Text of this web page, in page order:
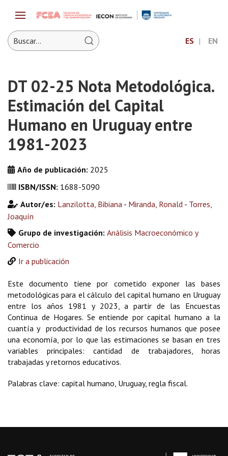
ES EN
DT 02-25 Nota Metodológica.
Estimación del Capital
Humano en Uruguay entre
1981-2023
Año de publicación: 2025
ISBN/ISSN: 1688-5090
Autor/es: Lanzilotta, Bibiana - Miranda, Ronald - Torres,
Joaquín
Grupo de investigación: Análisis Macroeconómico y
Comercio
Ir a publicación
Este documento tiene por cometido exponer las bases
metodológicas para el cálculo del capital humano en Uruguay
entre los años 1981 y 2023, a partir de las Encuestas
Continua de Hogares. Se entiende por capital humano a la
cuantía y productividad de los recursos humanos que posee
una economía, por lo que las estimaciones se basan en tres
variables principales: cantidad de trabajadores, horas
trabajadas y retornos educativos.
Palabras clave: capital humano, Uruguay, regla fiscal.